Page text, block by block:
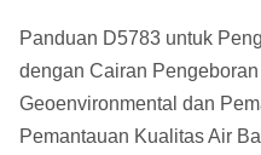
Panduan D5783 untuk
dengan Cairan
Geoenvironmental dan
Pemantauan Kualitas Air